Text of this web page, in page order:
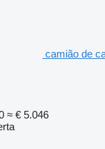
camião de
≈ € 5.046